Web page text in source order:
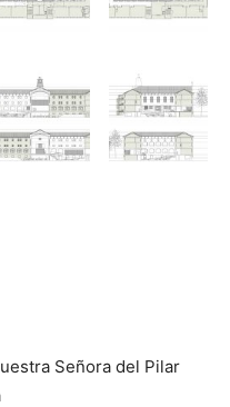
Señora del Pilar